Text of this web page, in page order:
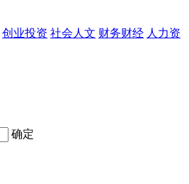
创业投资 社会人文 财务财经 人力资
确定